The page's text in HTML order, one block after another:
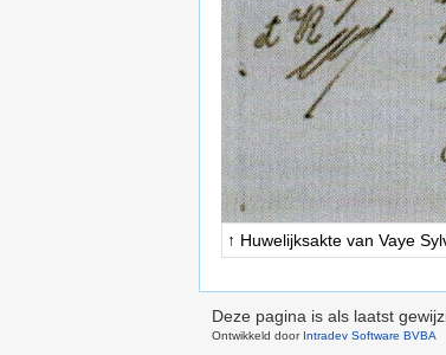
↑ Huwelijksakte van Vaye
Deze pagina is als laatst
Ontwikkeld door Intradev Software BVBA